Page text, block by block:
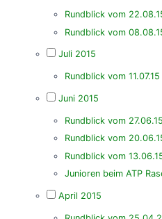
Rundblick vom
Rundblick vom
Juli 2015
Rundblick vom
Juni 2015
Rundblick vom
Rundblick vom
Rundblick vom
Junioren beim ATP
April 2015